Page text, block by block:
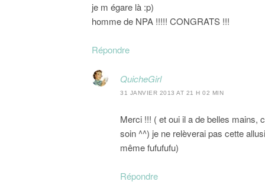
je m égare là :p)
homme de NPA !!!!! CONGRATS !!!
Répondre
QuicheGirl
31 JANVIER 2013 AT 21 H 02 MIN
Merci !!! ( et oui il a de belles mains,
soin ^^) je ne relèverai pas cette
même fufufufu)
Répondre